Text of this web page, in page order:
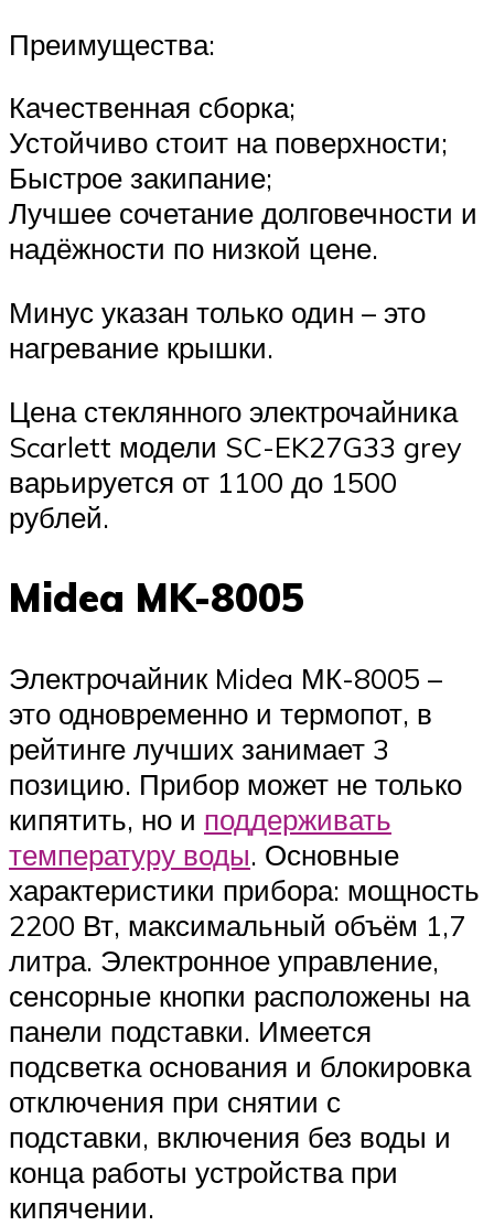
Преимущества:
Качественная сборка;
Устойчиво стоит на поверхности;
Быстрое закипание;
Лучшее сочетание долговечности и
надёжности по низкой цене.
Минус указан только один – это
нагревание крышки.
Цена стеклянного электрочайника
Scarlett модели SC-EK27G33 grey
варьируется от 1100 до 1500
рублей.
Midea MK-8005
Электрочайник Midea МК-8005 –
это одновременно и термопот, в
рейтинге лучших занимает 3
позицию. Прибор может не только
кипятить, но и поддерживать
температуру воды. Основные
характеристики прибора: мощность
2200 Вт, максимальный объём 1,7
литра. Электронное управление,
сенсорные кнопки расположены на
панели подставки. Имеется
подсветка основания и блокировка
отключения при снятии с
подставки, включения без воды и
конца работы устройства при
кипячении.